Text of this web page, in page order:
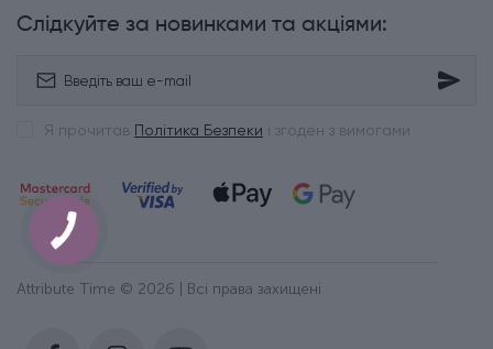
Слідкуйте за новинками та акціями:
Я прочитав Політика Безпеки і згоден з вимогами
Attribute Time © 2026 | Всі права захищені